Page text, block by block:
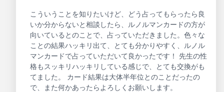
こういうことを知りたいけど、どう占ってもらったら良
いか分からないと相談したら、ルノルマンカードの方が
向いているとのことで、占っていただきました。色々な
ことの結果ハッキリ出て、とても分かりやすく、ルノル
マンカードで占っていただいて良かったです！ 先生の性
格もスッキリハッキリしている感じで、とても交換がも
てました。 カード結果は大体半年位とのことだったの
で、また何かあったらよろしくお願いします。